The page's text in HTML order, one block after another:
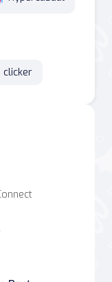
clicker